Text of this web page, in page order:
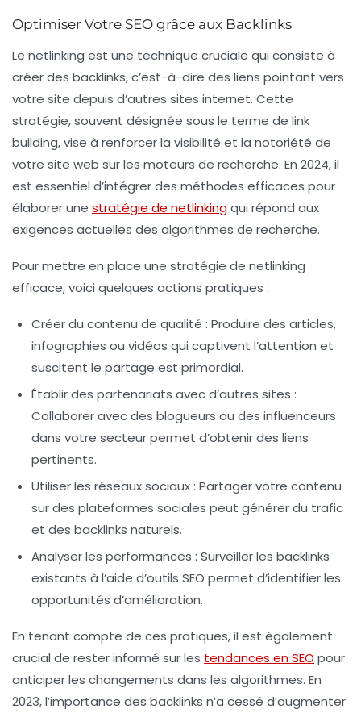
Optimiser Votre SEO grâce aux Backlinks
Le netlinking est une technique cruciale qui consiste à
créer des backlinks, c’est-à-dire des liens pointant vers
votre site depuis d’autres sites internet. Cette
stratégie, souvent désignée sous le terme de link
building, vise à renforcer la visibilité et la notoriété de
votre site web sur les moteurs de recherche. En 2024, il
est essentiel d’intégrer des méthodes efficaces pour
élaborer une stratégie de netlinkingqui répond aux
exigences actuelles des algorithmes de recherche.
Pour mettre en place une stratégie de netlinking
efficace, voici quelques actions pratiques :
Créer du contenu de qualité : Produire des articles,
infographies ou vidéos qui captivent l’attention et
suscitent le partage est primordial.
Établir des partenariats avec d’autres sites :
Collaborer avec des blogueurs ou des influenceurs
dans votre secteur permet d’obtenir des liens
pertinents.
Utiliser les réseaux sociaux: Partager votre contenu
sur des plateformes sociales peut générer du trafic
et des backlinks naturels.
Analyser les performances : Surveiller les backlinks
existants à l’aide d’outils SEO permet d’identifier les
opportunités d’amélioration.
En tenant compte de ces pratiques, il est également
crucial de rester informé sur les tendances en SEO pour
anticiper les changements dans les algorithmes. En
2023, l’importance des backlinks n’a cessé d’augmenter